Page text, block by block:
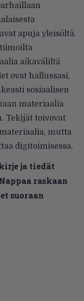
apuja yleisöltä.
aikaväliltä
ovat hallussasi,
sosiaalisen
materiaalia
Tekijät toivovat
mutta
digitoimisessa.
ja tiedät
raskaan
suoraan